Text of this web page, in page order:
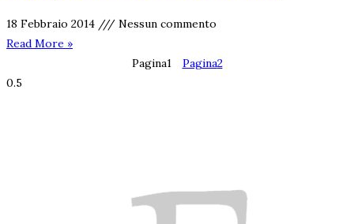
18 Febbraio 2014
Nessun commento
Read More »
Pagina1 Pagina2